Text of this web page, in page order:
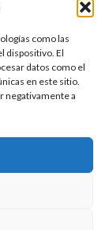
como las
dispositivo. El
datos como el
en este sitio.
negativamente a